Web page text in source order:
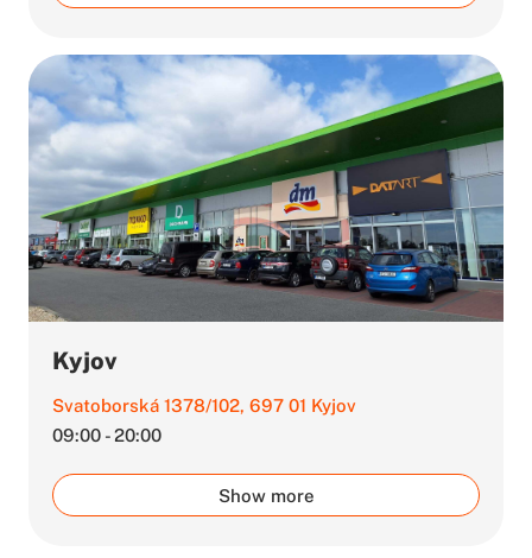
Kyjov
Svatoborská 1378/102, 697 01 Kyjov
09:00 - 20:00
Show more